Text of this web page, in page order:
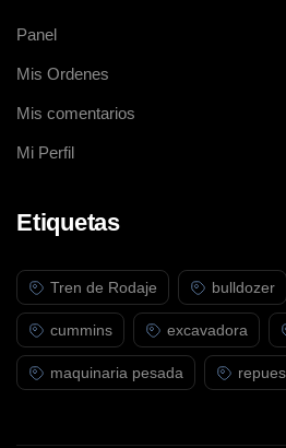
Panel
Mis Ordenes
Mis comentarios
Mi Perfil
Etiquetas
Tren de Rodaje bulldozer
cummins excavadora
maquinaria pesada